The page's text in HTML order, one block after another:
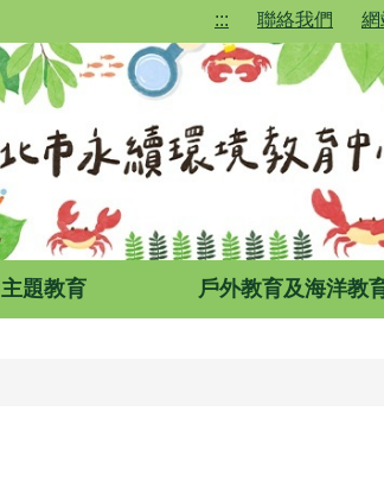
::: 聯絡我們 網
主題教育 戶外教育及海洋教